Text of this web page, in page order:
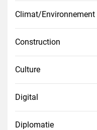
Climat/Environnement
Construction
Culture
Digital
Diplomatie